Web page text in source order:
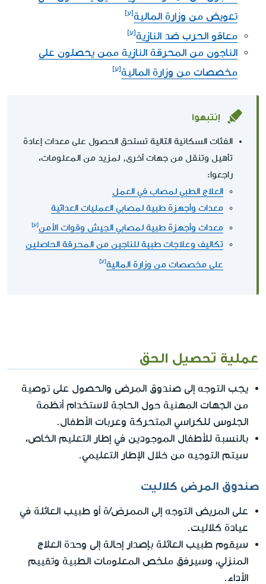
تعويض من وزارة المالية
معاقو الحرب ضد النازية
الناجون من المحرقة النازية ممن يحصلون على
مخصصات من وزارة المالية
إنتبهوا
الفئات السكانية التالية تستحق الحصول على معدات إعادة
تأهيل وتنقل من جهات أخرى, لمزيد من المعلومات،
راجعوا:
العلاج الطبي لمصاب في العمل
معدات وأجهزة طبية لمصابي العمليات العدائية
معدات وأجهزة طبية لمصابي الجيش وقوات الأمن
تكاليف وعلاجات طبية للناجين من المحرقة الحاصلين
على مخصصات من وزارة المالية
عملية تحصيل الحق
يجب التوجه إلى صندوق المرضى والحصول على توصية
من الجهات المهنية حول الحاجة لاستخدام أنظمة
الجلوس للكراسي المتحركة وعربات الأطفال.
بالنسبة للأطفال الموجودين في إطار التعليم الخاص،
سيتم التوجيه من خلال الإطار التعليمي.
صندوق المرضى كلاليت
على المريض التوجه إلى الممرض/ة أو طبيب العائلة في
عيادة كلاليت.
سيقوم طبيب العائلة بإصدار إحالة إلى وحدة العلاج
المنزلي، وسيرفق ملخص المعلومات الطبية وتقييم
الأداء.